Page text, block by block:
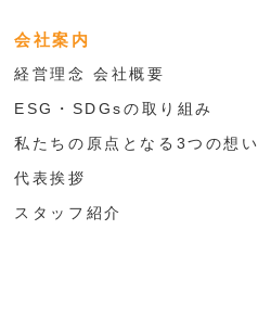
会社案内
経営理念 会社概要
ESG・SDGsの取り組み
私たちの原点となる3つの想い
代表挨拶
スタッフ紹介